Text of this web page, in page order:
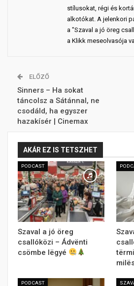
stílusokat, régi és
alkotókat. A jelenkori
a "Szaval a jó öreg
a Klikk meseolvasója
ELŐZŐ
Sinners – Ha sokat
táncolsz a Sátánnal, ne
csodáld, ha egyszer
hazakísér | Cinemax
AKÁR EZ IS TETSZHET
PODCAST
Szaval a jó öreg
csallóközi – Ádvënti
csömbe lëgyé
PODCAST